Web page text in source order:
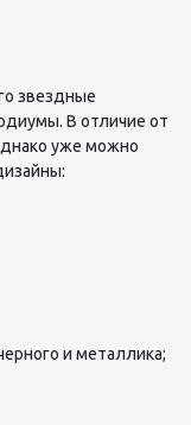
звездные
В отличие от
уже можно
и металлика;